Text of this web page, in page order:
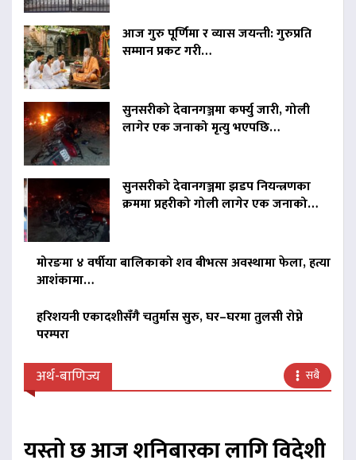
आज गुरु पूर्णिमा र व्यास जयन्ती: गुरुप्रति
सम्मान प्रकट गरी…
सुनसरीको देवानगञ्जमा कर्फ्यु जारी, गोली
लागेर एक जनाको मृत्यु भएपछि…
सुनसरीको देवानगञ्जमा झडप नियन्त्रणका
क्रममा प्रहरीको गोली लागेर एक जनाको…
मोरङमा ४ वर्षीया बालिकाको शव बीभत्स अवस्थामा फेला, हत्या
आशंकामा…
हरिशयनी एकादशीसँगै चतुर्मास सुरु, घर–घरमा तुलसी रोप्ने
परम्परा
अर्थ-बाणिज्य सबै
यस्तो छ आज शनिबारका लागि विदेशी